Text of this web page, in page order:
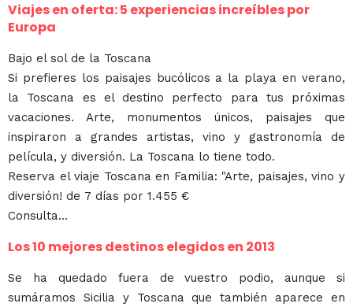
Viajes en oferta: 5 experiencias increíbles por
Europa
Bajo el sol de la Toscana
Si prefieres los paisajes bucólicos a la playa en verano,
la Toscana es el destino perfecto para tus próximas
vacaciones. Arte, monumentos únicos, paisajes que
inspiraron a grandes artistas, vino y gastronomía de
película, y diversión. La Toscana lo tiene todo.
Reserva el viaje Toscana en Familia: "Arte, paisajes, vino y
diversión! de 7 días por 1.455 €
Consulta...
Los 10 mejores destinos elegidos en 2013
Se ha quedado fuera de vuestro podio, aunque si
sumáramos Sicilia y Toscana que también aparece en